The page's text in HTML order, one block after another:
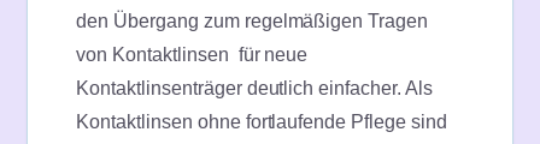
den Übergang zum regelmäßigen Tragen
von Kontaktlinsen für neue
Kontaktlinsenträger deutlich einfacher. Als
Kontaktlinsen ohne fortlaufende Pflege sind